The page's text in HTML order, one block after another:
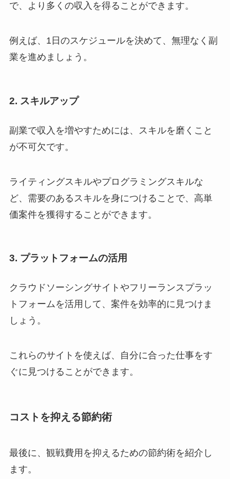
で、より多くの収入を得ることができます。
例えば、1日のスケジュールを決めて、無理なく副
業を進めましょう。
2. スキルアップ
副業で収入を増やすためには、スキルを磨くこと
が不可欠です。
ライティングスキルやプログラミングスキルな
ど、需要のあるスキルを身につけることで、高単
価案件を獲得することができます。
3. プラットフォームの活用
クラウドソーシングサイトやフリーランスプラッ
トフォームを活用して、案件を効率的に見つけま
しょう。
これらのサイトを使えば、自分に合った仕事をす
ぐに見つけることができます。
コストを抑える節約術
最後に、観戦費用を抑えるための節約術を紹介し
ます。